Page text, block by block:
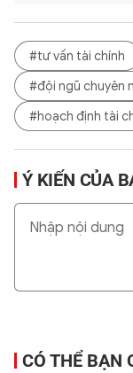
#tư vấn tài chính
#đội ngũ chuyên
#hoạch định tài
Ý KIẾN CỦA
CÓ THỂ BẠN